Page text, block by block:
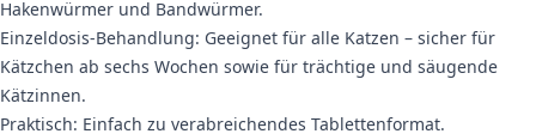
Hakenwürmer und Bandwürmer.
Einzeldosis-Behandlung: Geeignet für alle Katzen – sicher für
Kätzchen ab sechs Wochen sowie für trächtige und säugende
Kätzinnen.
Praktisch: Einfach zu verabreichendes Tablettenformat.